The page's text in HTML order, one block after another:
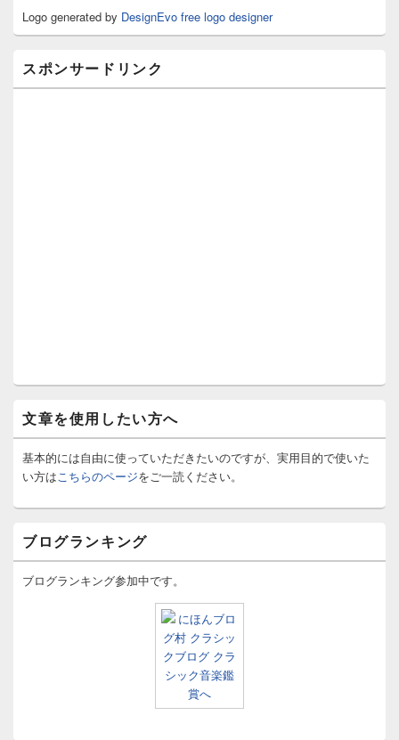
アLogo generated by DesignEvo free logo designer
スポンサードリンク
文章を使用したい方へ
基本的には自由に使っていただきたいのですが、実用目的で使いた
い方はこちらのページをご一読ください。
ブログランキング
ブログランキング参加中です。